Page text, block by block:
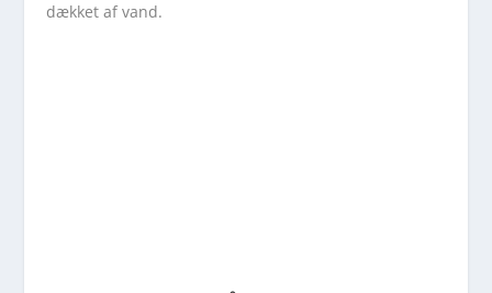
dækket af vand.